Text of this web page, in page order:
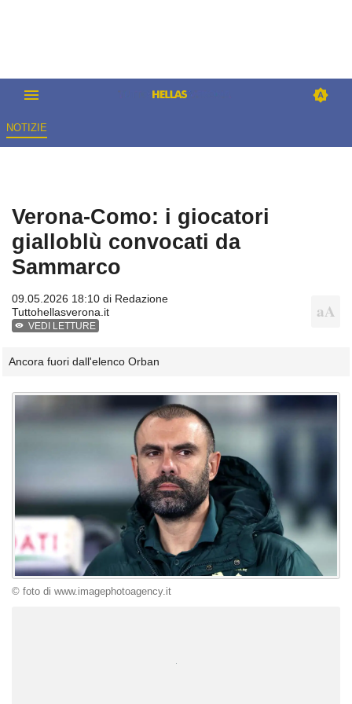
NOTIZIE
Verona-Como: i giocatori
gialloblù convocati da
Sammarco
09.05.2026 18:10 di Redazione
Tuttohellasverona.it
VEDI LETTURE
Ancora fuori dall'elenco Orban
© foto di www.imagephotoagency.it